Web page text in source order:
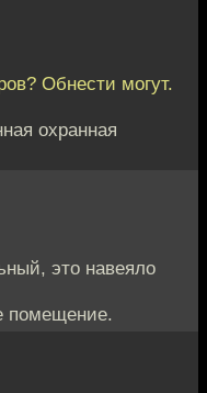
Обнести могут.
охранная
это навеяло
помещение.